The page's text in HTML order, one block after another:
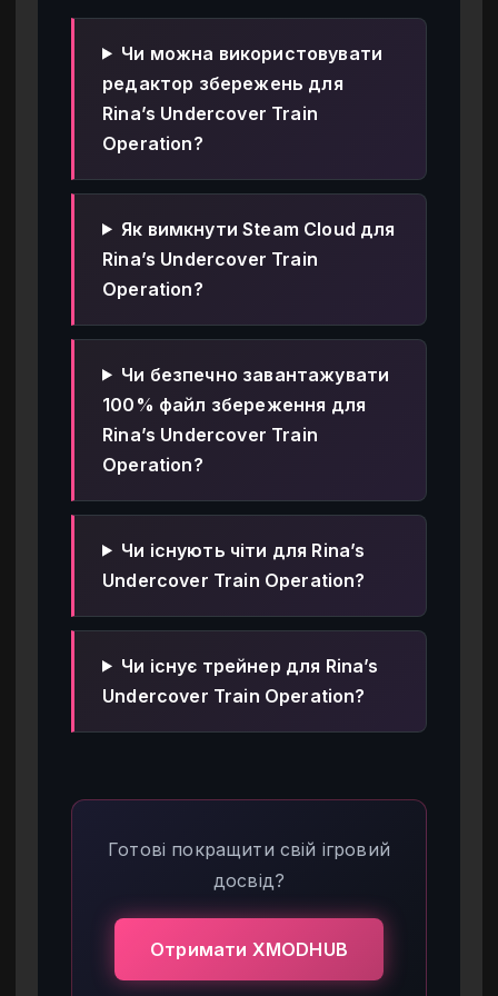
Чи можна використовувати
редактор збережень для
Rina’s Undercover Train
Operation?
Як вимкнути Steam Cloud для
Rina’s Undercover Train
Operation?
Чи безпечно завантажувати
100% файл збереження для
Rina’s Undercover Train
Operation?
Чи існують чіти для Rina’s
Undercover Train Operation?
Чи існує трейнер для Rina’s
Undercover Train Operation?
Готові покращити свій ігровий
досвід?
Отримати XMODHUB